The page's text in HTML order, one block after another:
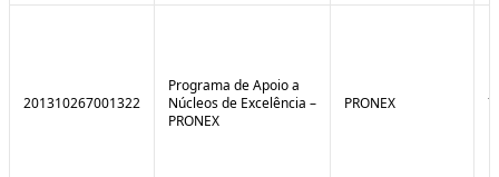
201310267001322
Programa de Apoio a
Núcleos de Excelência –
PRONEX
PRONEX